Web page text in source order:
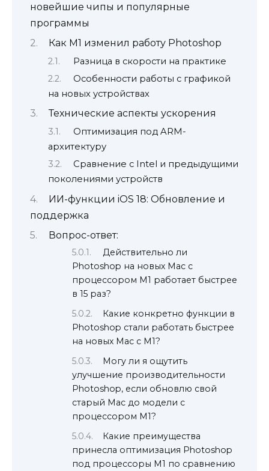
новейшие чипы и популярные
программы
Как M1 изменил работу Photoshop
Разница в скорости на практике
Особенности работы с графикой
на новых устройствах
Технические аспекты ускорения
Оптимизация под ARM-
архитектуру
Сравнение с Intel и предыдущими
поколениями устройств
ИИ-функции iOS 18: Обновление и
поддержка
Вопрос-ответ:
Действительно ли
Photoshop на новых Mac с
процессором M1 работает быстрее
в 15 раз?
Какие конкретно функции в
Photoshop стали работать быстрее
на новых Mac с M1?
Могу ли я ощутить
улучшение производительности
Photoshop, если обновлю свой
старый Mac до модели с
процессором M1?
Какие преимущества
принесла оптимизация Photoshop
под процессоры M1 по сравнению